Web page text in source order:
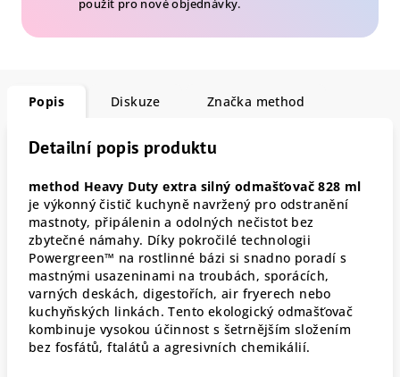
použit pro nové objednávky.
Popis Diskuze Značka method
Detailní popis produktu
method Heavy Duty extra silný odmašťovač 828 ml
je výkonný čistič kuchyně navržený pro odstranění
mastnoty, připálenin a odolných nečistot bez
zbytečné námahy. Díky pokročilé technologii
Powergreen™ na rostlinné bázi si snadno poradí s
mastnými usazeninami na troubách, sporácích,
varných deskách, digestořích, air fryerech nebo
kuchyňských linkách. Tento ekologický odmašťovač
kombinuje vysokou účinnost s šetrnějším složením
bez fosfátů, ftalátů a agresivních chemikálií.